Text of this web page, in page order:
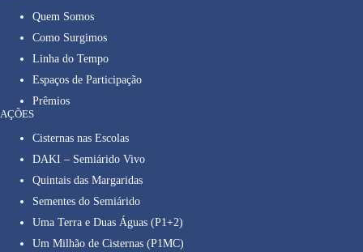
Quem Somos
Como Surgimos
Linha do Tempo
Espaços de Participação
Prêmios
AÇÕES
Cisternas nas Escolas
DAKI – Semiárido Vivo
Quintais das Margaridas
Sementes do Semiárido
Uma Terra e Duas Águas (P1+2)
Um Milhão de Cisternas (P1MC)